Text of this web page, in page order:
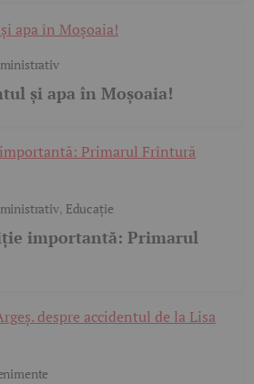
și apa în Moșoaia!
, Educație
importantă: Primarul